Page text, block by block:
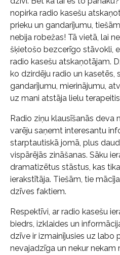
nopirka radio kasešu
prieku un gandarījumu,
nebija robežas! Tā vietā, lai
šķietošo bezcerīgo stāvokli,
radio kasešu atskaņotājam.
ko dzirdēju radio un kasetēs,
gandarījumu, mierinājumu,
uz mani atstāja lielu
Radio ziņu klausīšanās deva
varēju saņemt interesantu
starptautiskā jomā, plus
vispārējās zināšanas. Sāku
dramatizētus stāstus, kas
ierakstītāja. Tiešām, tie
dzīves faktiem.
Respektīvi, ar radio kasešu
biedrs, izklaides un
dzīve ir izmainījusies uz labo
nevajadzīga un nekur